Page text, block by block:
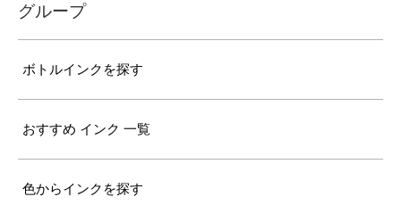
グループ
ボトルインクを探す
おすすめ インク 一覧
色からインクを探す